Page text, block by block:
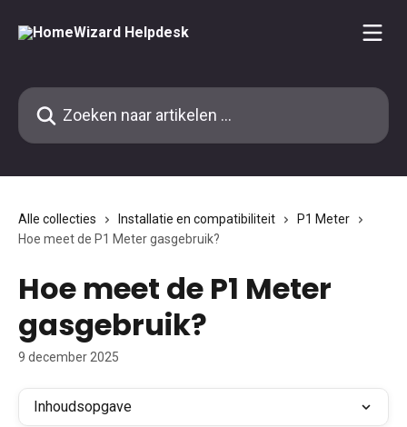
Zoeken naar artikelen ...
Alle collecties Installatie en compatibiliteit
P1 Meter
Hoe meet de P1 Meter gasgebruik?
Hoe meet de P1 Meter
gasgebruik?
9 december 2025
Inhoudsopgave